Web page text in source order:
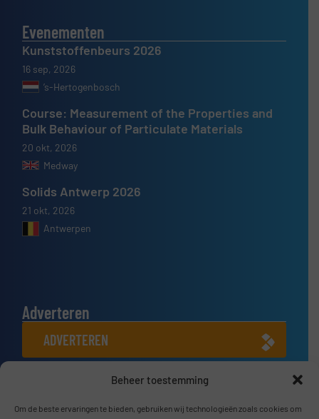
Beheer toestemming
Om de beste ervaringen te bieden, gebruiken wij technologieën zoals cookies om
Evenementen
Kunststoffenbeurs 2026
16 sep, 2026
’s-Hertogenbosch
Course: Measurement of the Properties and
Bulk Behaviour of Particulate Materials
20 okt, 2026
Medway
Solids Antwerp 2026
21 okt, 2026
Antwerpen
Adverteren
ADVERTEREN
Connect met ons
LINKEDIN